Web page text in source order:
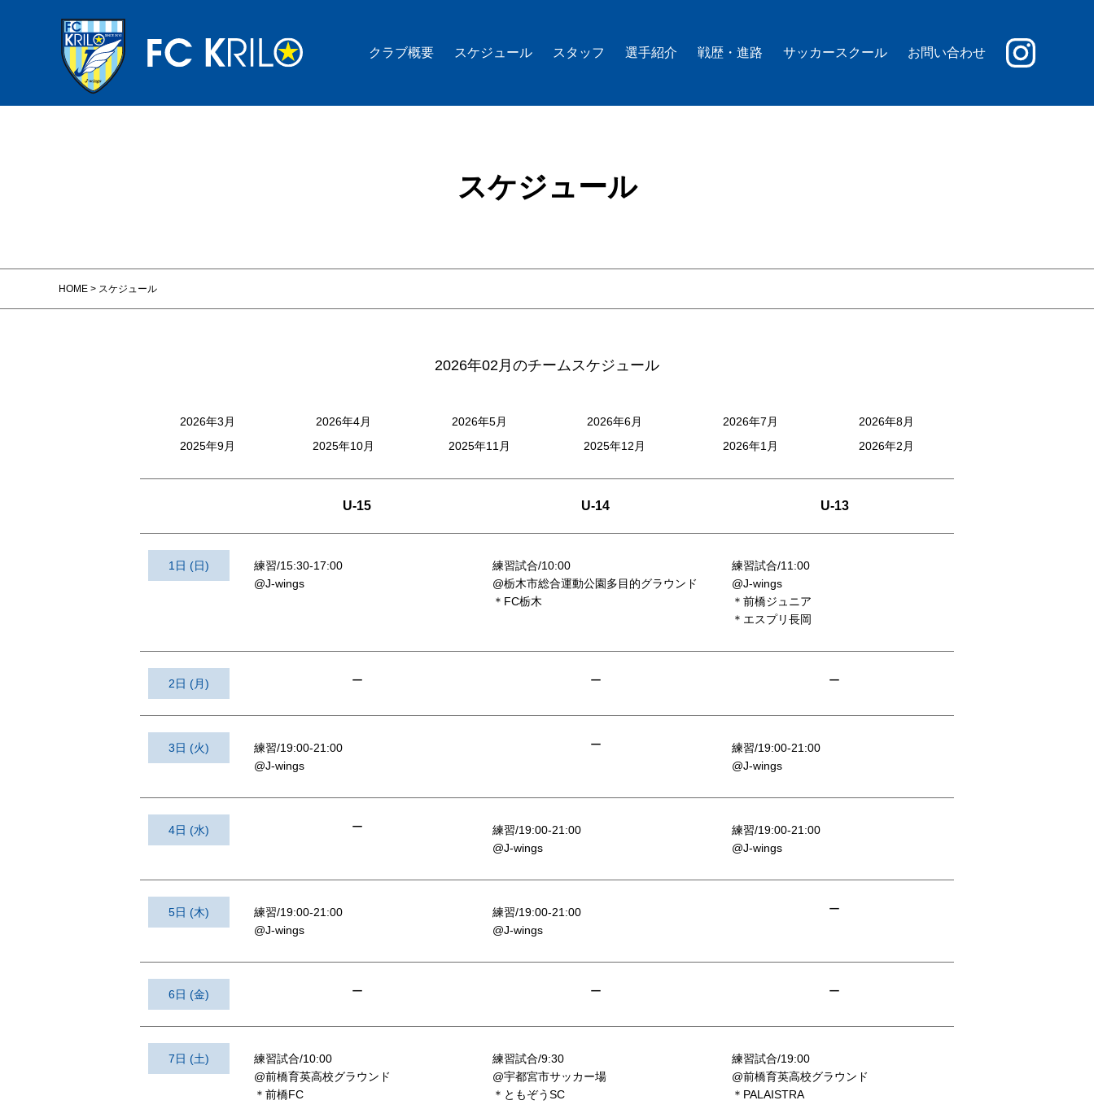
クラブ概要 スケジュール スタッフ 選手紹介 戦歴・進路 サッカースクール お問い合わせ
スケジュール
HOME > スケジュール
2026年02月のチームスケジュール
2026年8月
2026年7月
2026年6月
2026年5月
2026年4月
2026年3月
2026年2月
2026年1月
2025年12月
2025年11月
2025年10月
2025年9月
U-15 U-14 U-13
1日 (日)
練習/15:30-17:00
@J-wings
練習試合/10:00
@栃木市総合運動公園多目的グラウンド
＊FC栃木
練習試合/11:00
@J-wings
＊前橋ジュニア
＊エスプリ長岡
2日 (月) ー ー ー
3日 (火)
練習/19:00-21:00
@J-wings
ー
練習/19:00-21:00
@J-wings
4日 (水) ー
練習/19:00-21:00
@J-wings
練習/19:00-21:00
@J-wings
5日 (木)
練習/19:00-21:00
@J-wings
練習/19:00-21:00
@J-wings
ー
6日 (金) ー ー ー
7日 (土)
練習試合/10:00
@前橋育英高校グラウンド
＊前橋FC
練習試合/9:30
@宇都宮市サッカー場
＊ともぞうSC
練習試合/19:00
@前橋育英高校グラウンド
＊PALAISTRA